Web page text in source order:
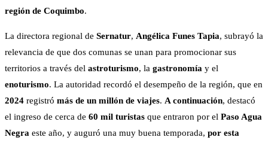
región de Coquimbo.
La directora regional de Sernatur, Angélica Funes Tapia, subrayó la
relevancia de que dos comunas se unan para promocionar sus
territorios a través del astroturismo, la gastronomía y el
enoturismo. La autoridad recordó el desempeño de la región, que en
2024 registró más de un millón de viajes. A continuación, destacó
el ingreso de cerca de 60 mil turistas que entraron por el Paso Agua
Negra este año, y auguró una muy buena temporada, por esta